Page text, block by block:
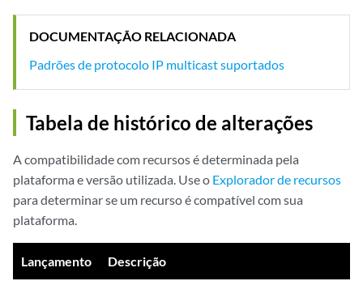
DOCUMENTAÇÃO RELACIONADA
Padrões de protocolo IP multicast suportados
Tabela de histórico de alterações
A compatibilidade com recursos é determinada pela
plataforma e versão utilizada. Use o Explorador de recursos
para determinar se um recurso é compatível com sua
plataforma.
Lançamento Descrição